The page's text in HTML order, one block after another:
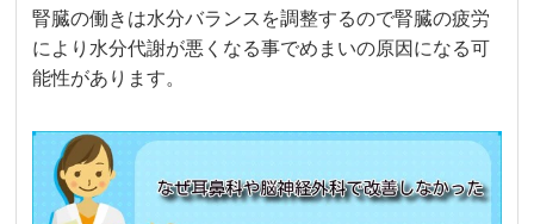
腎臓の働きは水分バランスを調整するので腎臓の疲労
により水分代謝が悪くなる事でめまいの原因になる可
能性があります。